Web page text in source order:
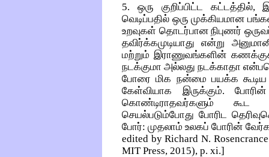
5. ஒரு குறிப்பிட்ட
வெடிப்பதில் ஒரு முக்கியமான
உறவுகள் தொடர்பான நிபுணர்
தவிர்க்கமுடியாது என்று
மற்றும் இராணுவங்களின்
நடக்குமா அல்லது நடக்காதா
போரை மிக நன்மை பயக்க கூடிய
கேள்வியாக இருக்கும்.
கொண்டிராதவர்களும் கூட
செயல்படும்போது போரிட
போர்: முதலாம் உலகப் போரின்
edited by Richard N.
MIT Press, 2015), p. xi.]